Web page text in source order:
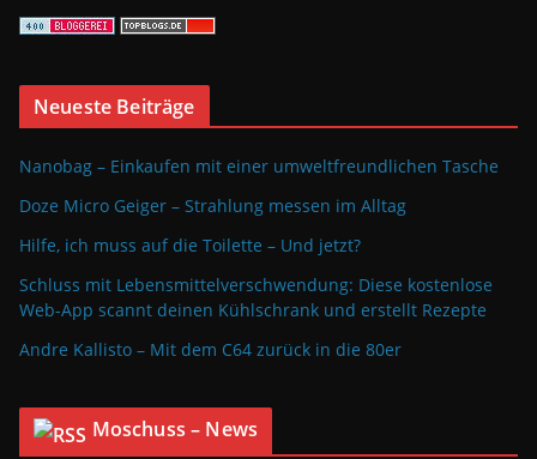
Neueste Beiträge
Nanobag – Einkaufen mit einer umweltfreundlichen Tasche
Doze Micro Geiger – Strahlung messen im Alltag
Hilfe, ich muss auf die Toilette – Und jetzt?
Schluss mit Lebensmittelverschwendung: Diese kostenlose
Web-App scannt deinen Kühlschrank und erstellt Rezepte
Andre Kallisto – Mit dem C64 zurück in die 80er
Moschuss – News